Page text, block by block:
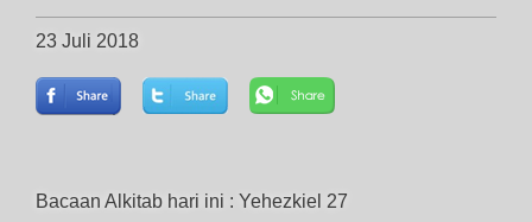
23 Juli 2018
Bacaan Alkitab hari ini : Yehezkiel 27